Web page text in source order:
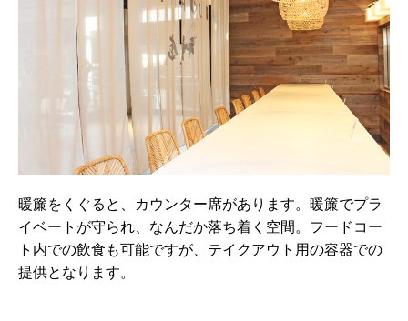
暖簾をくぐると、カウンター席があります。暖簾でプラ
イベートが守られ、なんだか落ち着く空間。フードコー
ト内での飲食も可能ですが、テイクアウト用の容器での
提供となります。